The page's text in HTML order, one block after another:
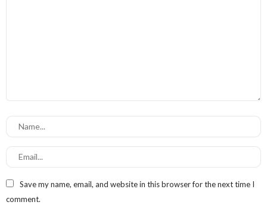
Save my name, email, and website in this browser for the next time I
comment.